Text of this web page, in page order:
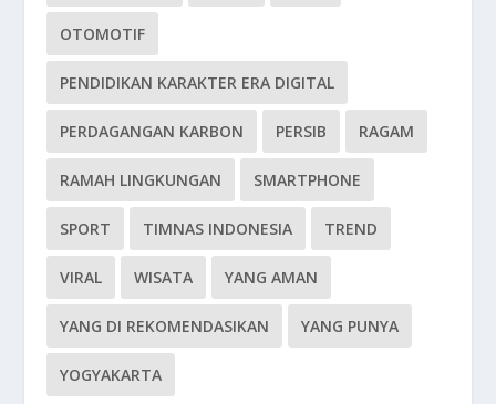
OTOMOTIF
PENDIDIKAN KARAKTER ERA DIGITAL
PERDAGANGAN KARBON PERSIB RAGAM
RAMAH LINGKUNGAN SMARTPHONE
SPORT TIMNAS INDONESIA TREND
VIRAL WISATA YANG AMAN
YANG DI REKOMENDASIKAN YANG PUNYA
YOGYAKARTA